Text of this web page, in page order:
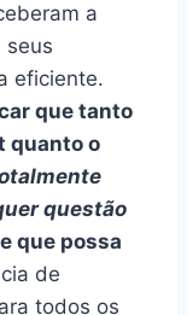
a
seus
eficiente.
que tanto
quanto o
questão
que possa
de
todos os